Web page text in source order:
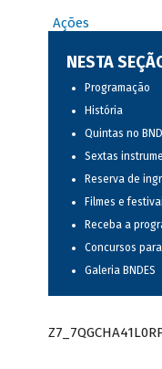
Ações
NESTA
Programação
História
Quintas no
Sextas
Reserva de
Filmes e
Receba a
Concursos
Galeria BNDES